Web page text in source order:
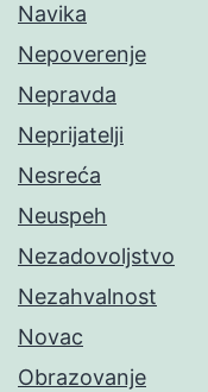
Navika
Nepoverenje
Nepravda
Neprijatelji
Nesreća
Neuspeh
Nezadovoljstvo
Nezahvalnost
Novac
Obrazovanje